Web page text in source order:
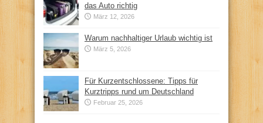
das Auto richtig
März 12, 2026
Warum nachhaltiger Urlaub wichtig ist
März 5, 2026
Für Kurzentschlossene: Tipps für
Kurztripps rund um Deutschland
Februar 25, 2026